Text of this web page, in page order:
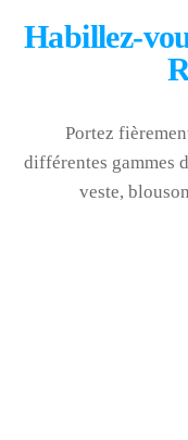
Habillez-
Portez
différentes gammes
veste,